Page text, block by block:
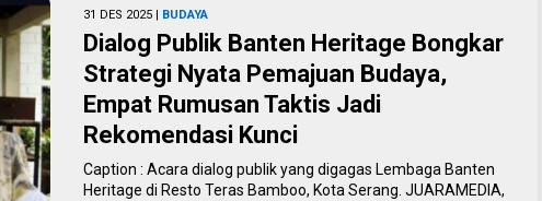
31 DES 2025 | BUDAYA
Dialog Publik Banten Heritage Bongkar
Strategi Nyata Pemajuan Budaya,
Empat Rumusan Taktis Jadi
Rekomendasi Kunci
Caption : Acara dialog publik yang digagas Lembaga Banten
Heritage di Resto Teras Bamboo, Kota Serang. JUARAMEDIA,